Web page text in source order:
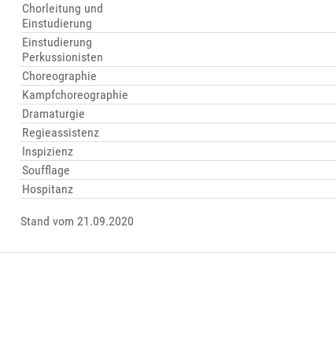
Chorleitung und
Einstudierung
Einstudierung
Perkussionisten
Choreographie
Kampfchoreographie
Dramaturgie
Regieassistenz
Inspizienz
Soufflage
Hospitanz
Stand vom 21.09.2020